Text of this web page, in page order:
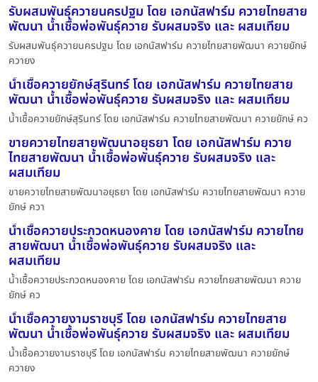
รับผสมพันธุ์ควายนครปฐม โดย เอกนัสฟาร์ม ควายไทยสาย
พัฒนา น้ำเชื้อพ่อพันธุ์ควาย รับผสมจริง และ ผสมเทียม
รับผสมพันธุ์ควายนครปฐม โดย เอกนัสฟาร์ม ควายไทยสายพัฒนา ควายยักษ์
ควายง
น้ำเชื้อควายยักษ์สุรินทร์ โดย เอกนัสฟาร์ม ควายไทยสาย
พัฒนา น้ำเชื้อพ่อพันธุ์ควาย รับผสมจริง และ ผสมเทียม
น้ำเชื้อควายยักษ์สุรินทร์ โดย เอกนัสฟาร์ม ควายไทยสายพัฒนา ควายยักษ์ คว
ขายควายไทยสายพัฒนาอยุธยา โดย เอกนัสฟาร์ม ควาย
ไทยสายพัฒนา น้ำเชื้อพ่อพันธุ์ควาย รับผสมจริง และ
ผสมเทียม
ขายควายไทยสายพัฒนาอยุธยา โดย เอกนัสฟาร์ม ควายไทยสายพัฒนา ควาย
ยักษ์ ควา
น้ำเชื้อควายประกวดหนองคาย โดย เอกนัสฟาร์ม ควายไทย
สายพัฒนา น้ำเชื้อพ่อพันธุ์ควาย รับผสมจริง และ
ผสมเทียม
น้ำเชื้อควายประกวดหนองคาย โดย เอกนัสฟาร์ม ควายไทยสายพัฒนา ควาย
ยักษ์ คว
น้ำเชื้อควายงามราชบุรี โดย เอกนัสฟาร์ม ควายไทยสาย
พัฒนา น้ำเชื้อพ่อพันธุ์ควาย รับผสมจริง และ ผสมเทียม
น้ำเชื้อควายงามราชบุรี โดย เอกนัสฟาร์ม ควายไทยสายพัฒนา ควายยักษ์
ควายง